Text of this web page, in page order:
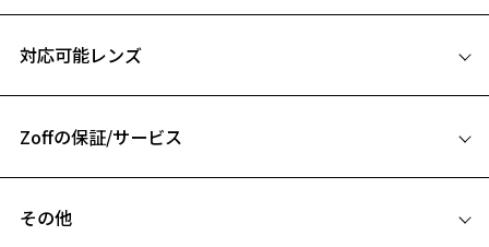
【カラー】
ZN221021_43A1:柔らかな印象を与えるブラウンのクリアカラー。
近年のトレンドのジャストサイズで着用できるコレクション。
ションアイテムとしておすすめです。
B ブリッジ(鼻部分)の横幅：24mm
対応可能レンズ
フレームとレンズの合計料金を知りたい方へ
Zoffの保証/サービス
その他